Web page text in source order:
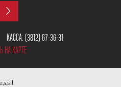
Пушкинская картаНаши партнеры
КАССА:(3812) 67-36-31
НА КАРТЕ